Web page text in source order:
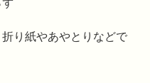
ず
り紙やあやとりなどで